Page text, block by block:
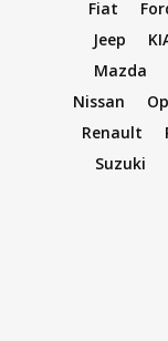
Fiat
Jeep
Mazda
Nissan
Renault
Suzuki